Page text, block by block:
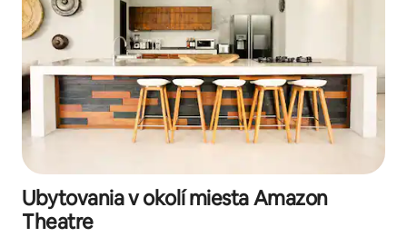
Ubytovania v okolí miesta Amazon
Theatre